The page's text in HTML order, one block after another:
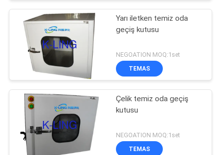
Yarı iletken temiz oda
geçiş kutusu
NEGOATION MOQ:1set
TEMAS
Çelik temiz oda geçiş
kutusu
NEGOATION MOQ:1set
TEMAS